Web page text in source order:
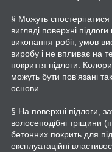
§ Можуть спостерігатися
вигляді поверхні
виконання робіт, умов
виробу і не впливає на
покриття підлоги.
можуть бути пов'язані
основи.
§ На поверхні підлоги,
волосеподібні тріщини
бетонних покрить для
експлуатаційні